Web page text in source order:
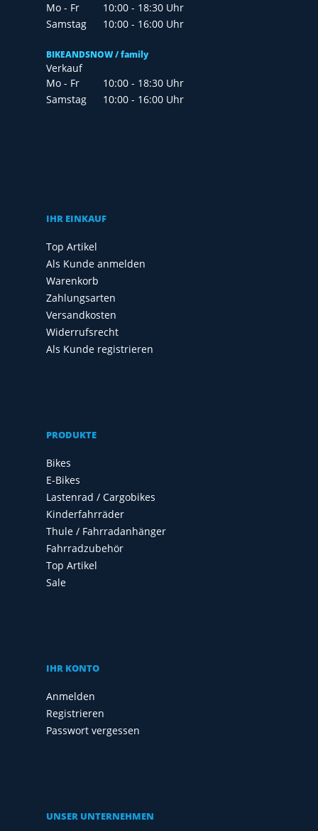
Mo - Fr
10:00 - 18:30 Uhr
Samstag
10:00 - 16:00 Uhr
BIKEANDSNOW / family
Verkauf
Mo - Fr
10:00 - 18:30 Uhr
Samstag
10:00 - 16:00 Uhr
IHR EINKAUF
Top Artikel
Als Kunde anmelden
Warenkorb
Zahlungsarten
Versandkosten
Widerrufsrecht
Als Kunde registrieren
PRODUKTE
Bikes
E-Bikes
Lastenrad / Cargobikes
Kinderfahrräder
Thule / Fahrradanhänger
Fahrradzubehör
Top Artikel
Sale
IHR KONTO
Anmelden
Registrieren
Passwort vergessen
UNSER UNTERNEHMEN